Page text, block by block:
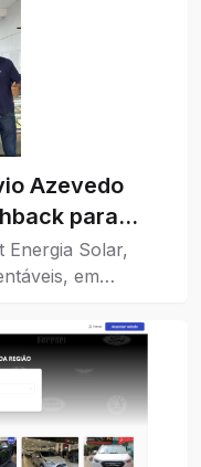
Azevedo
para
Cidade
Energia Solar,
em